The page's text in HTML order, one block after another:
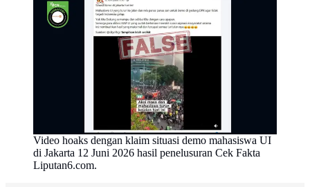
Video hoaks dengan klaim situasi demo mahasiswa UI
di Jakarta 12 Juni 2026 hasil penelusuran Cek Fakta
Liputan6.com.